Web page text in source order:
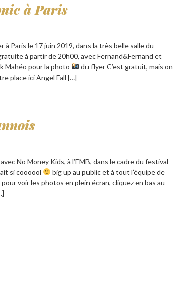
à Paris
à Paris le 17 juin 2019, dans la très belle salle du
à partir de 20h00, avec Fernand&Fernand et
Mahéo pour la photo
du flyer C’est gratuit, mais on
place ici Angel Fall […]
No Money Kids, à l’EMB, dans le cadre du festival
si coooool
big up au public et à tout l’équipe de
pour voir les photos en plein écran, cliquez en bas au